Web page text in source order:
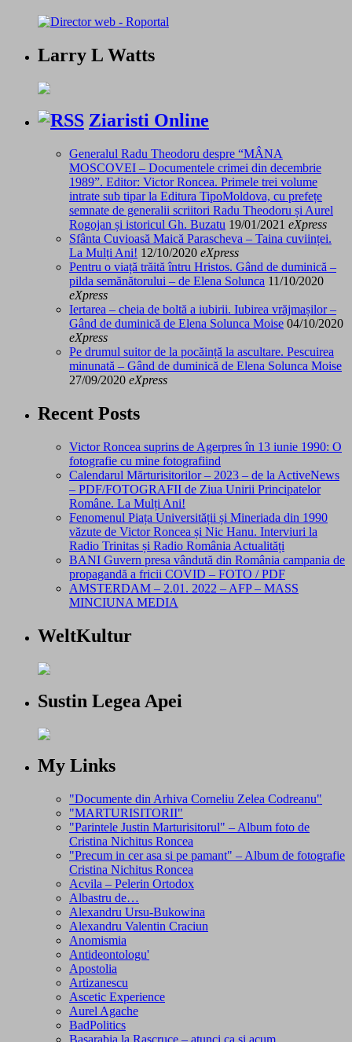
Larry L Watts
Ziaristi Online
Generalul Radu Theodoru despre “MÂNA
MOSCOVEI – Documentele crimei din decembrie
1989”. Editor: Victor Roncea. Primele trei volume
intrate sub tipar la Editura TipoMoldova, cu prefețe
semnate de generalii scriitori Radu Theodoru și Aurel
Rogojan și istoricul Gh. Buzatu 19/01/2021 eXpress
Sfânta Cuvioasă Maică Parascheva – Taina cuviinței.
La Mulți Ani! 12/10/2020 eXpress
Pentru o viață trăită întru Hristos. Gând de duminică –
pilda semănătorului – de Elena Solunca 11/10/2020
eXpress
Iertarea – cheia de boltă a iubirii. Iubirea vrăjmașilor –
Gând de duminică de Elena Solunca Moise 04/10/2020
eXpress
Pe drumul suitor de la pocăință la ascultare. Pescuirea
minunată – Gând de duminică de Elena Solunca Moise
27/09/2020 eXpress
Recent Posts
Victor Roncea suprins de Agerpres în 13 iunie 1990: O
fotografie cu mine fotografiind
Calendarul Mărturisitorilor – 2023 – de la ActiveNews
– PDF/FOTOGRAFII de Ziua Unirii Principatelor
Române. La Mulți Ani!
Fenomenul Piața Universității și Mineriada din 1990
văzute de Victor Roncea și Nic Hanu. Interviuri la
Radio Trinitas și Radio România Actualități
BANI Guvern presa vândută din România campania de
propagandă a fricii COVID – FOTO / PDF
AMSTERDAM – 2.01. 2022 – AFP – MASS
MINCIUNA MEDIA
WeltKultur
Sustin Legea Apei
My Links
"Documente din Arhiva Corneliu Zelea Codreanu"
"MARTURISITORII"
"Parintele Justin Marturisitorul" – Album foto de
Cristina Nichitus Roncea
"Precum in cer asa si pe pamant" – Album de fotografie
Cristina Nichitus Roncea
Acvila – Pelerin Ortodox
Albastru de…
Alexandru Ursu-Bukowina
Alexandru Valentin Craciun
Anomismia
Antideontologu'
Apostolia
Artizanescu
Ascetic Experience
Aurel Agache
BadPolitics